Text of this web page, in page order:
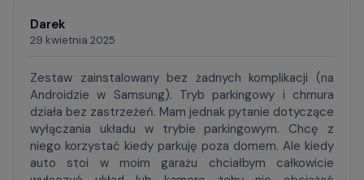
Darek
29 kwietnia 2025
Zestaw zainstalowany bez żadnych komplikacji (na
Androidzie w Samsung). Tryb parkingowy i chmura
działa bez zastrzeżeń. Mam jednak pytanie dotyczące
wyłączania układu w trybie parkingowym. Chcę z
niego korzystać kiedy parkuję poza domem. Ale kiedy
auto stoi w moim garażu chciałbym całkowicie